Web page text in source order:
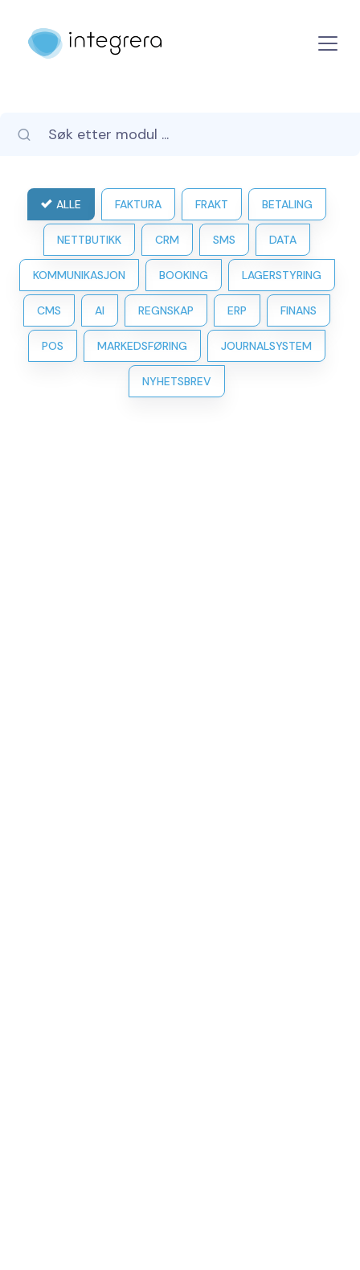
ALLE FAKTURA FRAKT BETALING
NETTBUTIKK CRM SMS DATA
KOMMUNIKASJON BOOKING LAGERSTYRING
CMS AI REGNSKAP ERP FINANS
POS MARKEDSFØRING JOURNALSYSTEM
NYHETSBREV